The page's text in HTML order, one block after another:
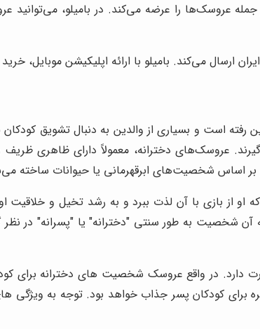
عروسک‌ها را عرضه می‌کند. در بامیلو، می‌توانید
ارسال می‌کند. بامیلو با ارائه اپلیکیشن موبایل،
است و بسیاری از والدین به دنبال تشویق کودکان
عروسک‌های دخترانه، معمولاً دارای ظاهری
اساس شخصیت‌های ابرقهرمانی یا حیوانات ساخته
او از بازی با آن لذت ببرد و به رشد تخیل و
شخصیت به طور سنتی "دخترانه" یا "پسرانه" در
در واقع عروسک شخصیت های دخترانه برای
کودکان پسر جذاب خواهد بود. توجه به ویژگی